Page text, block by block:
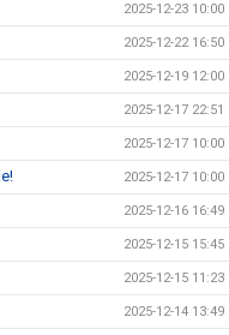
2025-12-23 10:00
2025-12-22 16:50
2025-12-19 12:00
2025-12-17 22:51
2025-12-17 10:00
2025-12-17 10:00
2025-12-16 16:49
2025-12-15 15:45
2025-12-15 11:23
2025-12-14 13:49